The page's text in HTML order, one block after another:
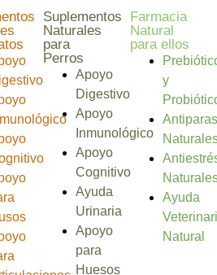
Suplementos
Naturales
para
Perros
Apoyo
Digestivo
Apoyo
Inmunológico
Apoyo
Cognitivo
Ayuda
Urinaria
Apoyo
para
Huesos
Farmacia
Natural
para ellos
y
Ayuda
Natural